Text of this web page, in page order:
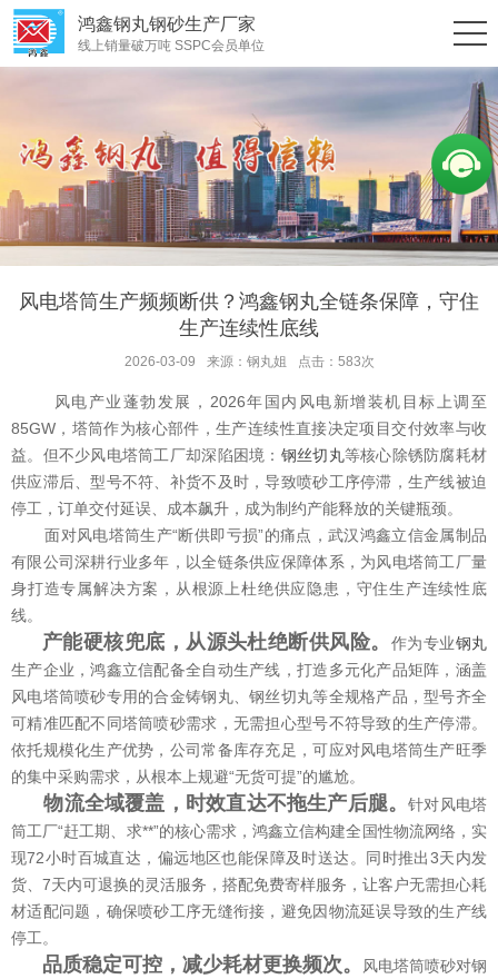
鸿鑫钢丸钢砂生产厂家
线上销量破万吨 SSPC会员单位
风电塔筒生产频频断供？鸿鑫钢丸全链条保障，守住
生产连续性底线
2026-03-09 来源：钢丸姐 点击：583次
风电产业蓬勃发展，2026年国内风电新增装机目标上调至
85GW，塔筒作为核心部件，生产连续性直接决定项目交付效率与收
益。但不少风电塔筒工厂却深陷困境： 钢丝切丸等核心除锈防腐耗材
供应滞后、型号不符、补货不及时，导致喷砂工序停滞，生产线被迫
停工，订单交付延误、成本飙升，成为制约产能释放的关键瓶颈。
面对风电塔筒生产“断供即亏损”的痛点，武汉鸿鑫立信金属制品
有限公司深耕行业多年，以全链条供应保障体系，为风电塔筒工厂量
身打造专属解决方案，从根源上杜绝供应隐患，守住生产连续性底
线。
产能硬核兜底，从源头杜绝断供风险。 作为专业钢丸
生产企业，鸿鑫立信配备全自动生产线，打造多元化产品矩阵，涵盖
风电塔筒喷砂专用的合金铸钢丸、钢丝切丸等全规格产品，型号齐全
可精准匹配不同塔筒喷砂需求，无需担心型号不符导致的生产停滞。
依托规模化生产优势，公司常备库存充足，可应对风电塔筒生产旺季
的集中采购需求，从根本上规避“无货可提”的尴尬。
物流全域覆盖，时效直达不拖生产后腿。针对风电塔
筒工厂“赶工期、求**”的核心需求，鸿鑫立信构建全国性物流网络，实
现72小时百城直达，偏远地区也能保障及时送达。同时推出3天内发
货、7天内可退换的灵活服务，搭配免费寄样服务，让客户无需担心耗
材适配问题，确保喷砂工序无缝衔接，避免因物流延误导致的生产线
停工。
品质稳定可控，减少耗材更换频次。
风电塔筒喷砂对钢